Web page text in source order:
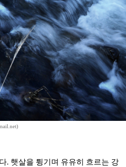
. 햇살을 튕기며 유유히 흐르는 강